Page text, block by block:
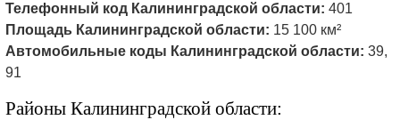
Телефонный код Калининградской области: 401
Площадь Калининградской области: 15 100 км²
Автомобильные коды Калининградской области: 39,
91
Районы Калининградской области: